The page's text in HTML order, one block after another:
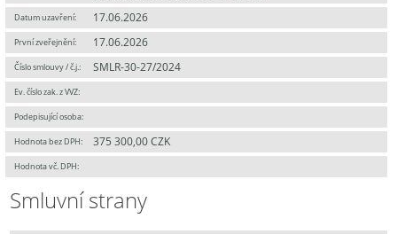
Datum uzavření: 17.06.2026
První zveřejnění: 17.06.2026
Číslo smlouvy / č.j.: SMLR-30-27/2024
Ev. číslo zak. z VVZ:
Podepisující osoba:
Hodnota bez DPH: 375 300,00 CZK
Hodnota vč. DPH:
Smluvní strany